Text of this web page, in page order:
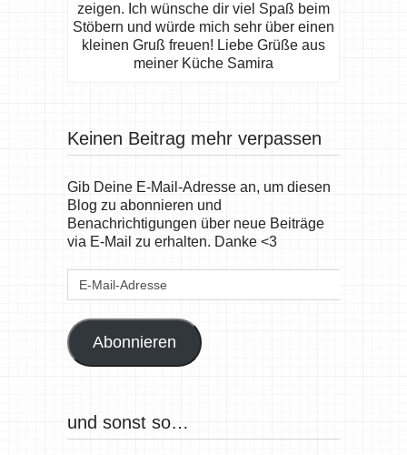
zeigen. Ich wünsche dir viel Spaß beim
Stöbern und würde mich sehr über einen
kleinen Gruß freuen! Liebe Grüße aus
meiner Küche Samira
Keinen Beitrag mehr verpassen
Gib Deine E-Mail-Adresse an, um diesen
Blog zu abonnieren und
Benachrichtigungen über neue Beiträge
via E-Mail zu erhalten. Danke <3
E-
Abonnieren
und sonst so…